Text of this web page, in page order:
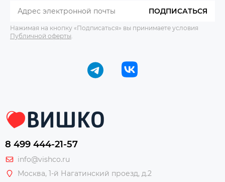
ПОДПИСАТЬСЯ
Нажимая на кнопку «Подписаться» вы принимаете условия
Публичной оферты
8 499 444-21-57
info@vishco.ru
Москва, 1-й Нагатинский проезд, д.2